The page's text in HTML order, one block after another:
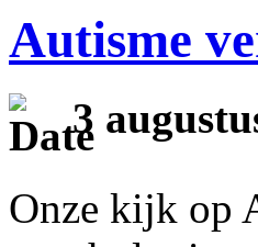
Autisme
3
Onze kijk op